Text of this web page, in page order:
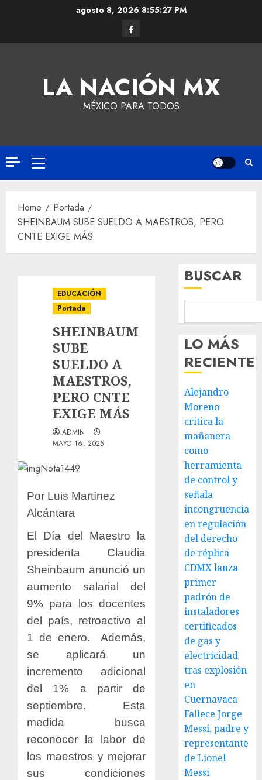
agosto 8, 2026 8:55:27 PM
LA NACIÓN MX
MÉXICO PARA TODOS
Home
Portada
SHEINBAUM SUBE SUELDO A MAESTROS, PERO
CNTE EXIGE MÁS
EDUCACIÓN
Portada
SHEINBAUM
SUBE
SUELDO A
MAESTROS,
PERO CNTE
EXIGE MÁS
ADMIN
MAYO 16, 2025
Por Luis Martínez
Alcántara
El Día del Maestro la
presidenta Claudia
Sheinbaum anunció un
aumento salarial del
9% para los docentes
del país, retroactivo al
1 de enero.
Además,
se aplicará un
incremento adicional
del 1% a partir de
septiembre. Esta
medida busca
reconocer la labor de
los maestros y mejorar
sus condiciones
BUSCAR
LO MÁS
RECIENTE
Alejandro
Moreno
critica la
mañanera
como
herramienta
de control y
señala
incongruencia
en regulación
del derecho
de réplica
CDMX lanza
primer
padrón de
instaladores
certificados
de gas y
electricidad
tras explosión
en
Cuernavaca
Fallece Jorge
Messi, padre y
representante
de Lionel
Messi